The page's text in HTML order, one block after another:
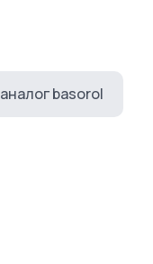
аналог basorol